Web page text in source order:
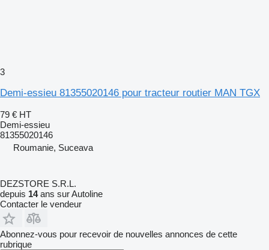
3
Demi-essieu 81355020146 pour tracteur routier MAN TGX
79 € HT
Demi-essieu
81355020146
Roumanie, Suceava
DEZSTORE S.R.L.
depuis 14ans sur Autoline
Contacter le vendeur
Abonnez-vous pour recevoir de nouvelles annonces de cette
rubrique